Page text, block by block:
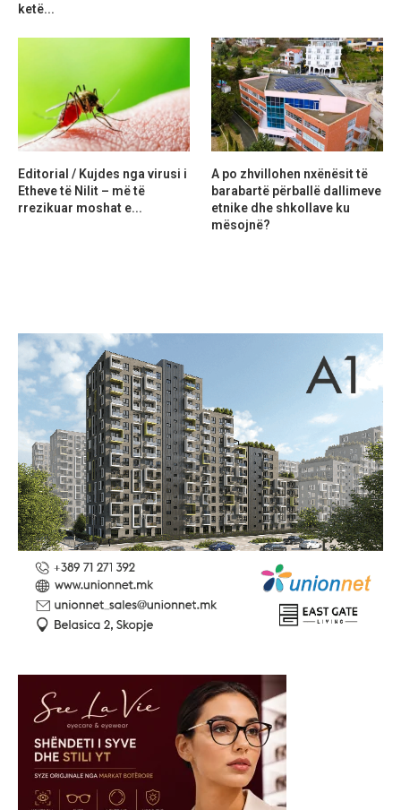
ketë...
Editorial / Kujdes nga virusi i
Etheve të Nilit – më të
rrezikuar moshat e...
A po zhvillohen nxënësit të
barabartë përballë dallimeve
etnike dhe shkollave ku
mësojnë?